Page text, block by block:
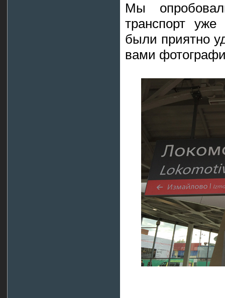
Мы
транспорт
были приятно
вами